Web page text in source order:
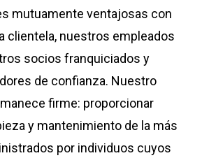
mutuamente ventajosas con
clientela, nuestros empleados
socios franquiciados y
de confianza. Nuestro
firme: proporcionar
y mantenimiento de la más
por individuos cuyos